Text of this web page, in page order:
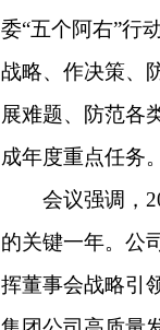
委“五个阿右”行
战略、作决策、
展难题、防范各
成年度重点任务。
会议强调，
的关键一年。公
挥董事会战略引